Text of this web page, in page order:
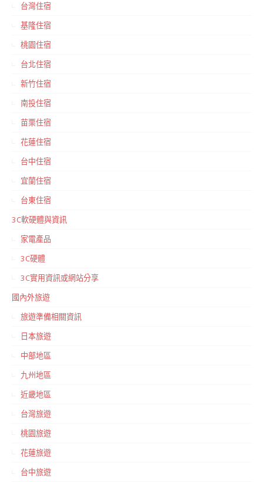
台灣住宿
基隆住宿
桃園住宿
台北住宿
新竹住宿
南投住宿
苗栗住宿
花蓮住宿
台中住宿
宜蘭住宿
台東住宿
3C軟硬體與資訊
家電產品
3C硬體
3C實用資訊或網站分享
國內外旅遊
旅遊準備相關資訊
日本旅遊
中部地區
九州地區
近畿地區
台灣旅遊
桃園旅遊
花蓮旅遊
台中旅遊